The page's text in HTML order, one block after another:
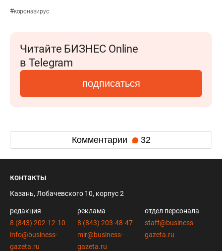
#коронавирус
Читайте БИЗНЕС Online
в Telegram
подписаться
Комментарии 32
контакты
Казань, Лобачевского 10, корпус 2
редакция
8 (843) 202-12-10
info@business-
gazeta.ru
реклама
8 (843) 203-48-47
mir@business-
gazeta.ru
отдел персонала
staff@business-
gazeta.ru